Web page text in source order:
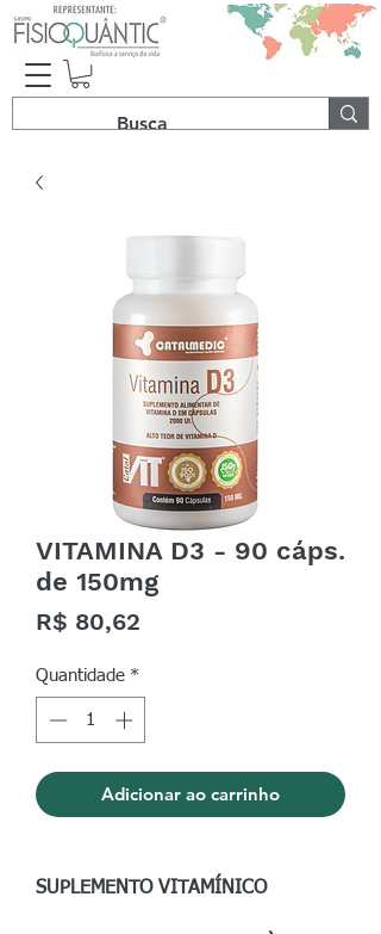
VITAMINA D3 - 90 cáps.
de 150mg
R$ 80,62
Quantidade *
Adicionar ao carrinho
SUPLEMENTO VITAMÍNICO